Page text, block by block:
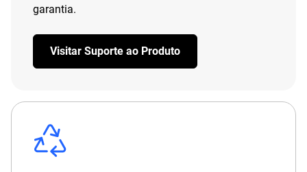
garantia.
Visitar Suporte ao Produto